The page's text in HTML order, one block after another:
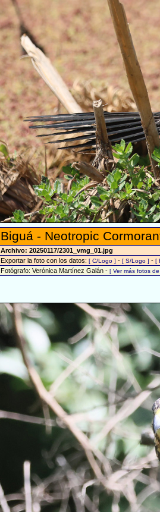
Biguá - Neotropic
Archivo: 20250117/2301_vmg_01.jpg
Exportar la foto con los datos: [ C/Logo ] - [ S/Logo ] - [
Fotógrafo: Verónica Martínez Galán - [ Ver más fotos